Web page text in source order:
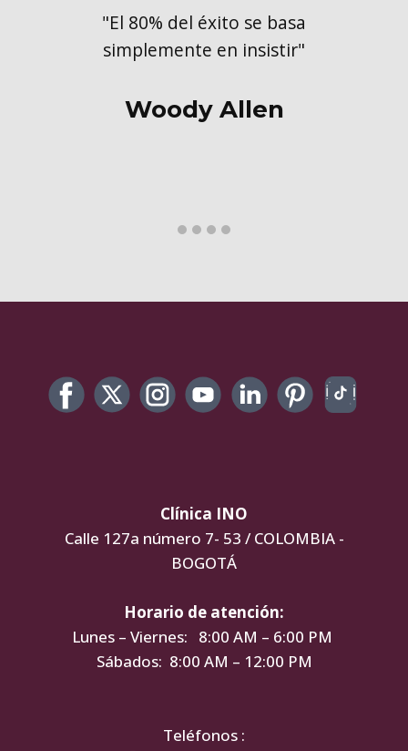
"El 80% del éxito se basa
simplemente en insistir"
Woody Allen
Clínica INO
Calle 127a número 7- 53 / COLOMBIA -
BOGOTÁ
Horario de atención:
Lunes – Viernes: 8:00 AM – 6:00 PM
Sábados: 8:00 AM – 12:00 PM
Teléfonos :